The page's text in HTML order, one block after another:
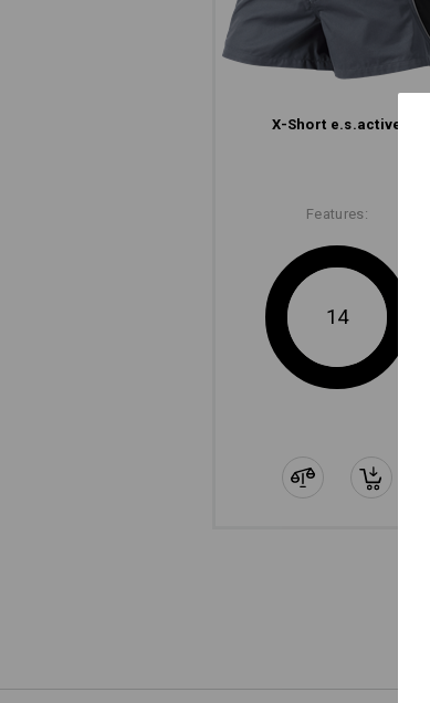
X-Short e.s.​active
Features:
14